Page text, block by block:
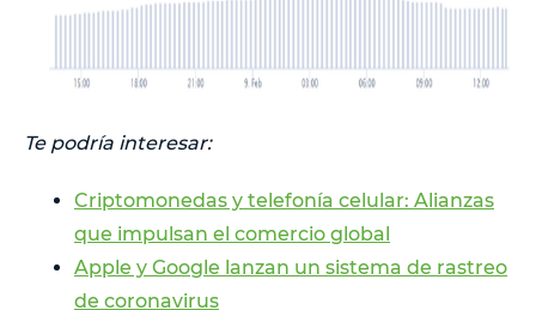
Te podría interesar:
Criptomonedas y telefonía celular: Alianzas
que impulsan el comercio global
Apple y Google lanzan un sistema de rastreo
de coronavirus